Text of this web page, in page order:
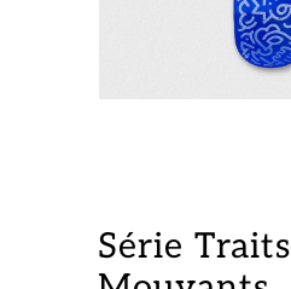
Série Traits